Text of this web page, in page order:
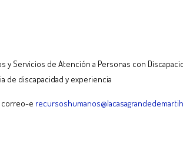
y Servicios de Atención a Personas con
de discapacidad y experiencia
correo-e